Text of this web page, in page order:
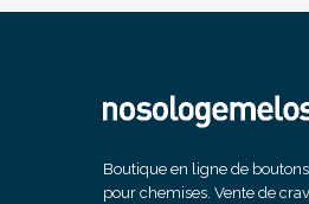
Boutique en ligne de
pour chemises. Vente de